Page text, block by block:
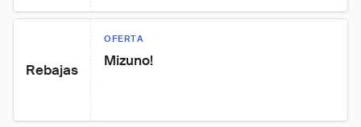
Rebajas
OFERTA
Mizuno!